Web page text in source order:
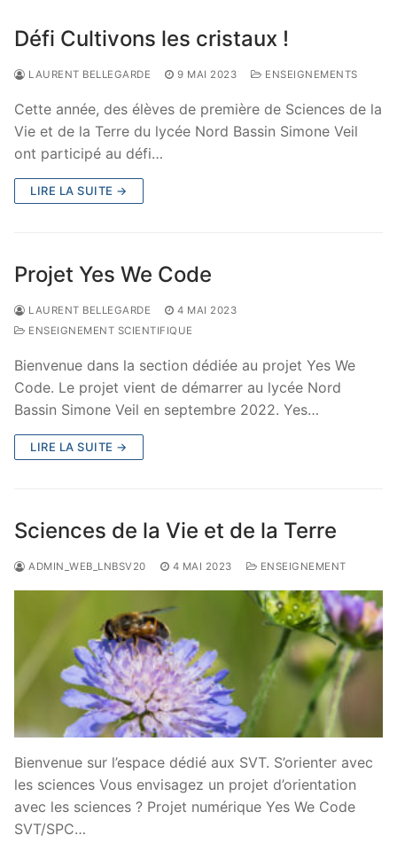
Défi Cultivons les cristaux !
LAURENT BELLEGARDE 9 MAI 2023 ENSEIGNEMENTS
Cette année, des élèves de première de Sciences de la
Vie et de la Terre du lycée Nord Bassin Simone Veil
ont participé au défi…
LIRE LA SUITE →
Projet Yes We Code
LAURENT BELLEGARDE
4 MAI 2023
ENSEIGNEMENT SCIENTIFIQUE
Bienvenue dans la section dédiée au projet Yes We
Code. Le projet vient de démarrer au lycée Nord
Bassin Simone Veil en septembre 2022. Yes…
LIRE LA SUITE →
Sciences de la Vie et de la Terre
ADMIN_WEB_LNBSV20 4 MAI 2023 ENSEIGNEMENT
Bienvenue sur l’espace dédié aux SVT. S’orienter avec
les sciences Vous envisagez un projet d’orientation
avec les sciences ? Projet numérique Yes We Code
SVT/SPC…